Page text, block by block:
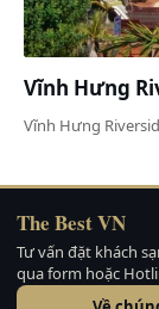
Vĩnh Hưng
Vĩnh Hưng
The Best VN
Tư vấn đặt khách
qua form hoặc